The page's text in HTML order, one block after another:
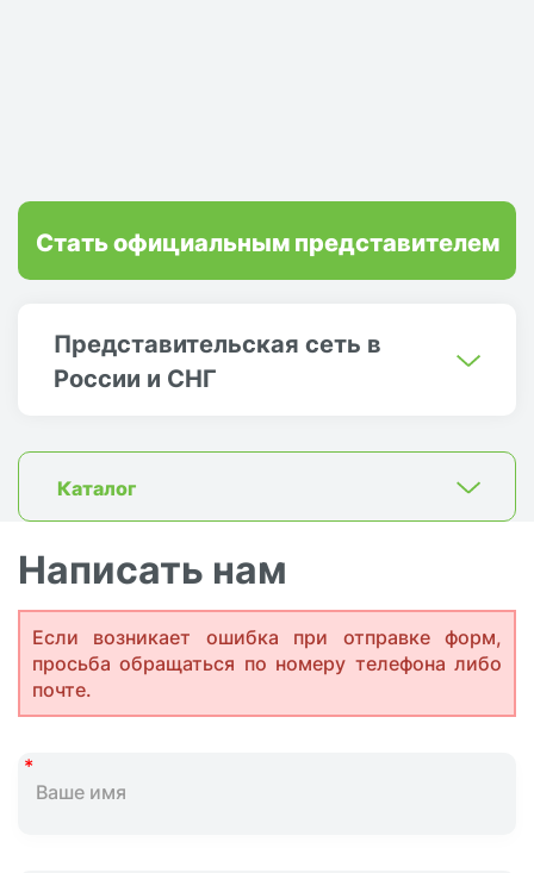
Представительская сеть в
России и СНГ
Стать официальным представителем
Каталог
Написать нам
Если возникает ошибка при отправке форм,
просьба обращаться по номеру телефона либо
почте.